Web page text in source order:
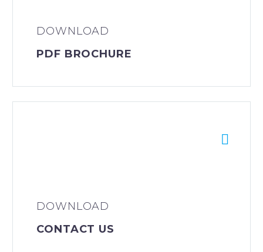
DOWNLOAD
PDF BROCHURE


DOWNLOAD
CONTACT US